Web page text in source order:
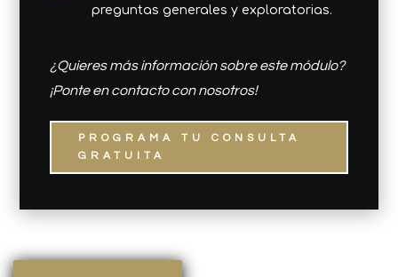
preguntas generales y exploratorias.
¿Quieres más información sobre este módulo?
¡Ponte en contacto con nosotros!
PROGRAMA TU CONSULTA
GRATUITA